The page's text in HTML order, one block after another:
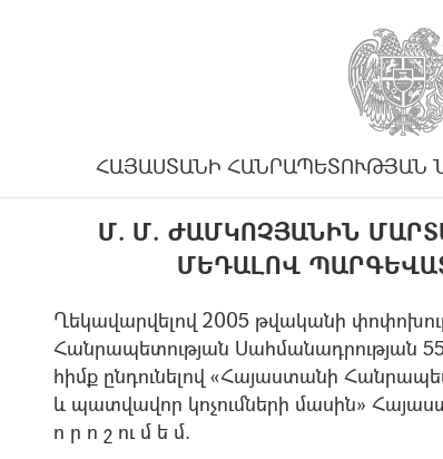
ՀԱՅԱՍՏԱՆԻ ՀԱՆՐԱՊԵՏՈՒԹՅԱՆ
Մ. Մ. ԺԱՄԿՈՉՅԱՆԻՆ
ՄԵԴԱԼՈՎ
Ղեկավարվելով 2005 թվականի
Հանրապետության Սահմանադրության
հիմք ընդունելով «Հայաստանի
և պատվավոր կոչումների մասին»
ո ր ո շ ու մ ե մ.